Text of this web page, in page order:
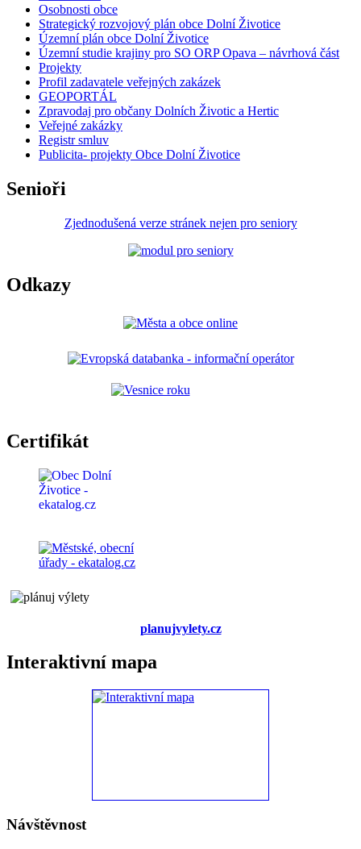
Osobnosti obce
Strategický rozvojový plán obce Dolní Životice
Územní plán obce Dolní Životice
Územní studie krajiny pro SO ORP Opava – návrhová část
Projekty
Profil zadavatele veřejných zakázek
GEOPORTÁL
Zpravodaj pro občany Dolních Životic a Hertic
Veřejné zakázky
Registr smluv
Publicita- projekty Obce Dolní Životice
Senioři
Zjednodušená verze stránek nejen pro seniory
Odkazy
Certifikát
planujvylety.cz
Interaktivní mapa
Návštěvnost